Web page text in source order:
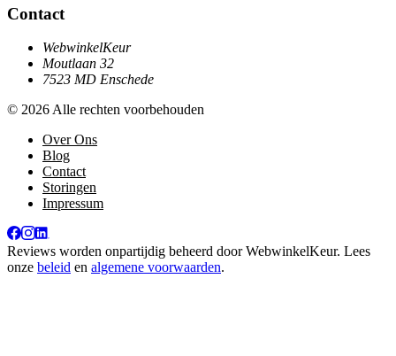
Contact
WebwinkelKeur
Moutlaan 32
7523 MD Enschede
© 2026 Alle rechten voorbehouden
Over Ons
Blog
Contact
Storingen
Impressum
Reviews worden onpartijdig beheerd doorWebwinkelKeur. Lees
onze beleid en algemene voorwaarden.